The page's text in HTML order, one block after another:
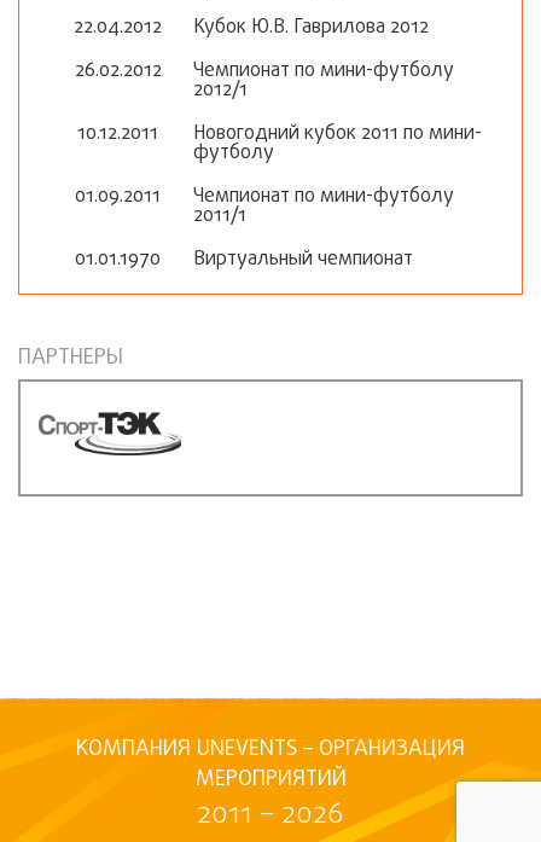
22.04.2012
Кубок Ю.В. Гаврилова 2012
26.02.2012
Чемпионат по мини-футболу
2012/1
10.12.2011
Новогодний кубок 2011 по мини-
футболу
01.09.2011
Чемпионат по мини-футболу
2011/1
01.01.1970
Виртуальный чемпионат
ПАРТНЕРЫ
КОМПАНИЯ UNEVENTS – ОРГАНИЗАЦИЯ
МЕРОПРИЯТИЙ
2011 – 2026